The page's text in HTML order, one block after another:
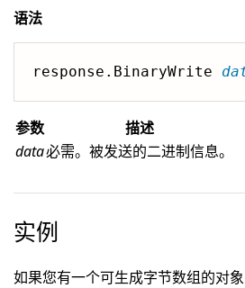
语法
response.BinaryWrite
参数
描述
data必需。被发送的二进制信息。
实例
如果您有一个可生成字节数组的对